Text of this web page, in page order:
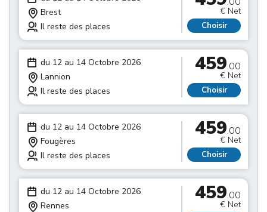
Brest
Il reste des places
€ Net
Choisir
du 12 au 14 Octobre 2026
Lannion
Il reste des places
459.00
€ Net
Choisir
du 12 au 14 Octobre 2026
Fougères
Il reste des places
459.00
€ Net
Choisir
du 12 au 14 Octobre 2026
Rennes
459.00
€ Net